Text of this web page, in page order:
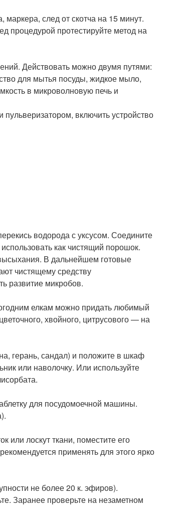
след от скотча на 15 минут.
процедурой протестируйте метод на
Действовать можно двумя путями:
для мытья посуды, жидкое мыло,
в микроволновую печь и
включить устройство
водорода с уксусом. Соедините
как чистящий порошок.
В дальнейшем готовые
чистящему средству
развитие микробов.
елкам можно придать любимый
хвойного, цитрусового — на
герань, сандал) и положите в шкаф
или наволочку. Или используйте
для посудомоечной машины.
или лоскут ткани, поместите его
применять для этого ярко
не более 20 к. эфиров).
Заранее проверьте на незаметном